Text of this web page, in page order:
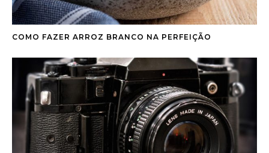
COMO FAZER ARROZ BRANCO NA PERFEIÇÃO